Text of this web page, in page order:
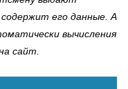
его данные. А
вычисления
сайт.